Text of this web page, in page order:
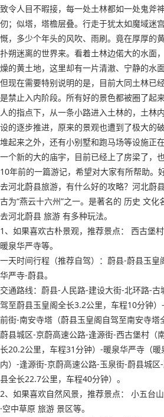
致令人目不暇接，每一处土林都如一处鬼斧
仞；似塔，塔檐层叠。行走于犹太如魔域迷
慨，多少个年头的风吹、雨刷。竟在厚厚的
扑朔迷离的世界来。看着土林边偌大的水面
燥的黄土地，这里却有一片清澈、宁静的水面
但现在需要特别说明的是，目前大同土林已
是禁止入内阶段。所有好的景色都被圈了起
人的指点下，从一条小路进入土林的，土林
设的逐步推进，原来的景观也遭到了极大的
堆起来之外，还有小别墅和跑马场等设施正
一个新的大的庙宇，目前已经上了房梁了，
10年前的一篇游记，希望对大家有所帮助。
去河北蔚县旅游，有什么好的攻略？河北蔚
古为“燕云十六州”之一。是著名的 历史 文化
去河北蔚县 旅游 有多种玩法。
1、如果喜欢古朴景观，推荐景点： 西古堡
暖泉华严寺等。
一天时间行程（推荐自驾）：蔚县-蔚县玉皇
华严寺-蔚县。
交通路线：蔚县-人民路-建设大街-北环路-古
驾至蔚县玉皇阁全长3.2公里，车程10分钟
前街-南安寺塔（蔚县玉皇阁自驾至南安寺塔
蔚县城区-京蔚高速公路-逢源街-西古堡村（
长20.2公里，车程31分钟）-暖泉华严寺（
内）-逢源街-京蔚高速公路-玉泉街-蔚县城
县全长22.7公里，车程40分钟）。
2、如果喜欢自然风景，推荐景点： 小五台
·空中草原 旅游 景区等。